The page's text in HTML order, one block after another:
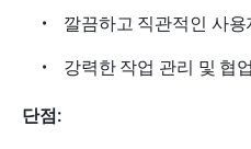
깔끔하고 직관적인 사
강력한 작업 관리 및 협
단점: